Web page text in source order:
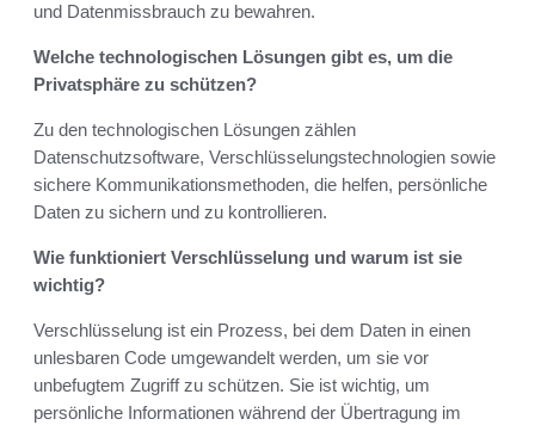
und Datenmissbrauch zu bewahren.
Welche technologischen Lösungen gibt es, um die
Privatsphäre zu schützen?
Zu den technologischen Lösungen zählen
Datenschutzsoftware, Verschlüsselungstechnologien sowie
sichere Kommunikationsmethoden, die helfen, persönliche
Daten zu sichern und zu kontrollieren.
Wie funktioniert Verschlüsselung und warum ist sie
wichtig?
Verschlüsselung ist ein Prozess, bei dem Daten in einen
unlesbaren Code umgewandelt werden, um sie vor
unbefugtem Zugriff zu schützen. Sie ist wichtig, um
persönliche Informationen während der Übertragung im